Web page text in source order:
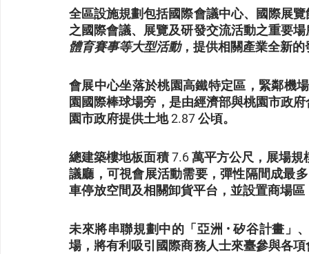
全區設施規劃包括國際會議中心、國際展
之國際會議、展覽及研發交流活動之重要
體育賽事等大型活動，提供相關產業全新
會展中心坐落於桃園高鐵特定區，緊鄰機
園國際棒球場旁，是由經濟部與桃園市政
園市政府提供土地 2.87 公頃。
總建築樓地板面積 7.6 萬平方公尺，展場
議廳，可視會展活動需要，彈性隔間成最
車停放空間及相關卸貨平台，並設置商場
未來將串聯規劃中的「亞洲 • 矽谷計畫」
場，將有利吸引國際商務人士來臺參與各